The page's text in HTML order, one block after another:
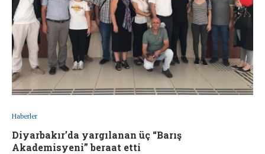
Haberler
Diyarbakır’da yargılanan üç “Barış
Akademisyeni” beraat etti